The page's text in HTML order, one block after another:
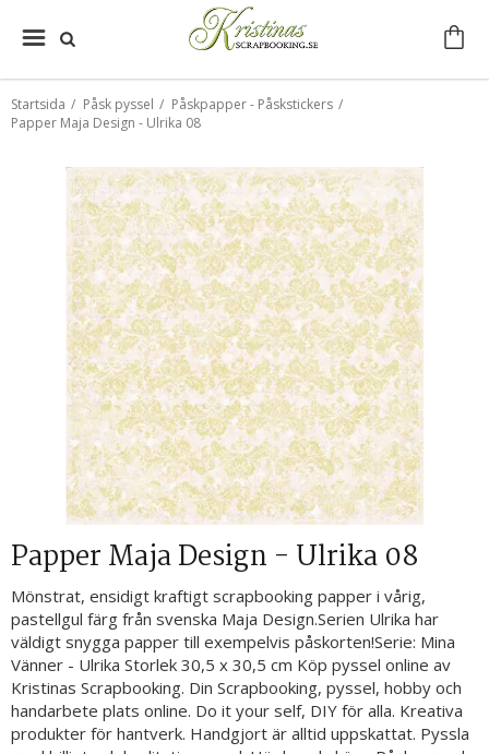
Startsida / Påsk pyssel / Påskpapper - Påskstickers /
Papper Maja Design - Ulrika 08
Papper Maja Design - Ulrika 08
Mönstrat, ensidigt kraftigt scrapbooking papper i vårig,
pastellgul färg från svenska Maja Design.Serien Ulrika har
väldigt snygga papper till exempelvis påskorten!Serie: Mina
Vänner - Ulrika Storlek 30,5 x 30,5 cm Köp pyssel online av
Kristinas Scrapbooking. Din Scrapbooking, pyssel, hobby och
handarbete plats online. Do it your self, DIY för alla. Kreativa
produkter för hantverk. Handgjort är alltid uppskattat. Pyssla